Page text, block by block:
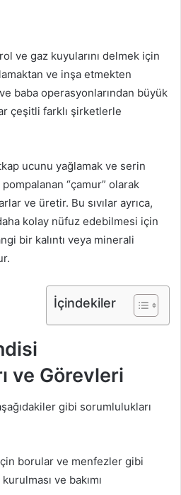
ve gaz kuyularını delmek için
ve inşa etmekten
baba operasyonlarından büyük
çeşitli farklı şirketlerle
ucunu yağlamak ve serin
“çamur” olarak
ve üretir. Bu sıvılar ayrıca,
kolay nüfuz edebilmesi için
bir kalıntı veya minerali
İçindekiler
ve Görevleri
gibi sorumlulukları
borular ve menfezler gibi
ve bakımı